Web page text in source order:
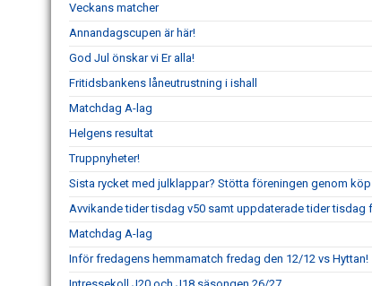
Veckans matcher
Annandagscupen är här!
God Jul önskar vi Er alla!
Fritidsbankens låneutrustning i ishall
Matchdag A-lag
Helgens resultat
Truppnyheter!
Sista rycket med julklappar? Stötta föreningen genom
Avvikande tider tisdag v50 samt uppdaterade tider tisdag
Matchdag A-lag
Inför fredagens hemmamatch fredag den 12/12 vs Hyttan!